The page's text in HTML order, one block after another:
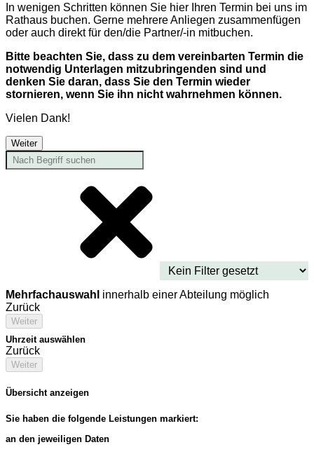
In wenigen Schritten können Sie hier Ihren Termin bei uns im
Rathaus buchen. Gerne mehrere Anliegen zusammenfügen
oder auch direkt für den/die Partner/-in mitbuchen.
Bitte beachten Sie, dass zu dem vereinbarten Termin die
notwendig Unterlagen mitzubringenden sind und
denken Sie daran, dass Sie den Termin wieder
stornieren, wenn Sie ihn nicht wahrnehmen können.
Vielen Dank!
Weiter
Mehrfachauswahl innerhalb einer Abteilung möglich
Zurück
Weiter
Uhrzeit auswählen
Zurück
Weiter
Übersicht anzeigen
Sie haben die folgende Leistungen markiert:
an den jeweiligen Daten